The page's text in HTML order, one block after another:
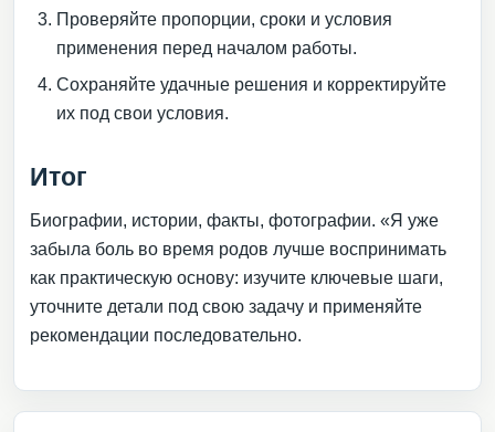
Проверяйте пропорции, сроки и условия
применения перед началом работы.
Сохраняйте удачные решения и корректируйте
их под свои условия.
Итог
Биографии, истории, факты, фотографии. «Я уже
забыла боль во время родов лучше воспринимать
как практическую основу: изучите ключевые шаги,
уточните детали под свою задачу и применяйте
рекомендации последовательно.